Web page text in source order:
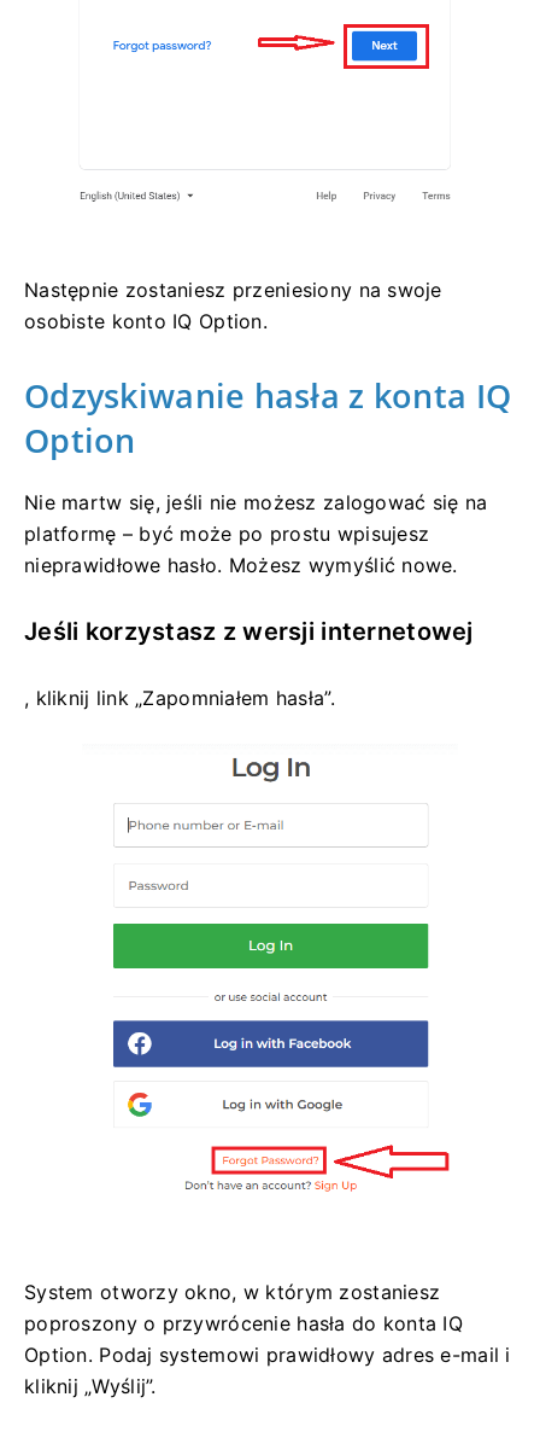
Następnie zostaniesz przeniesiony na swoje
osobiste konto IQ Option.
Odzyskiwanie hasła z konta IQ
Option
Nie martw się, jeśli nie możesz zalogować się na
platformę – być może po prostu wpisujesz
nieprawidłowe hasło. Możesz wymyślić nowe.
Jeśli korzystasz z wersji internetowej
, kliknij link „Zapomniałem hasła”.
System otworzy okno, w którym zostaniesz
poproszony o przywrócenie hasła do konta IQ
Option. Podaj systemowi prawidłowy adres e-mail i
kliknij „Wyślij”.